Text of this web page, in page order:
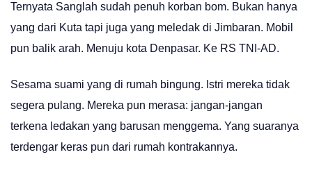
Ternyata Sanglah sudah penuh korban bom. Bukan hanya
yang dari Kuta tapi juga yang meledak di Jimbaran. Mobil
pun balik arah. Menuju kota Denpasar. Ke RS TNI-AD.
Sesama suami yang di rumah bingung. Istri mereka tidak
segera pulang. Mereka pun merasa: jangan-jangan
terkena ledakan yang barusan menggema. Yang suaranya
terdengar keras pun dari rumah kontrakannya.